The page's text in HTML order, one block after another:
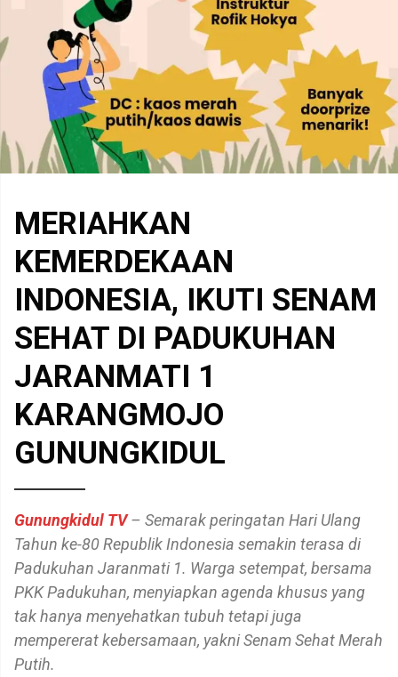
MERIAHKAN
KEMERDEKAAN
INDONESIA, IKUTI SENAM
SEHAT DI PADUKUHAN
JARANMATI 1
KARANGMOJO
GUNUNGKIDUL
Gunungkidul TV– Semarak peringatan Hari Ulang
Tahun ke-80 Republik Indonesia semakin terasa di
Padukuhan Jaranmati 1. Warga setempat, bersama
PKK Padukuhan, menyiapkan agenda khusus yang
tak hanya menyehatkan tubuh tetapi juga
mempererat kebersamaan, yakni Senam Sehat Merah
Putih.